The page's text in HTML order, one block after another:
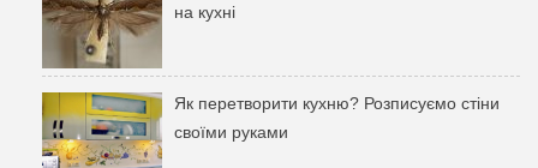
на кухні
Як перетворити кухню? Розписуємо стіни
своїми руками